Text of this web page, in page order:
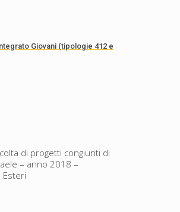
Giovani (tipologie 412 e
di progetti congiunti di
– anno 2018 –
Esteri